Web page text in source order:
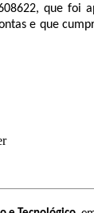
, que foi
e que